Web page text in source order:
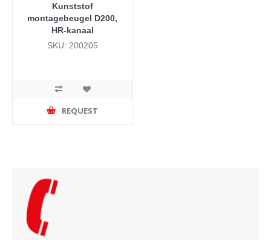
Kunststof
montagebeugel D200,
HR-kanaal
SKU: 200205
REQUEST